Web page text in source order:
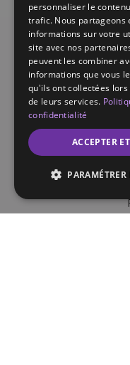
SPL
3
63000
Tél :
SPL
personnaliser le
trafic. Nous partageons
informations sur votre
site avec nos
peuvent les combiner
informations que vous
qu'ils ont collectées
de leurs services.
confidentialité
ACCEPTER